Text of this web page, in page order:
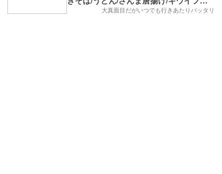
大真面目だがいつでも行きあたりバッタリ